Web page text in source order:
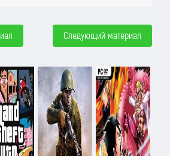
Следующий материал